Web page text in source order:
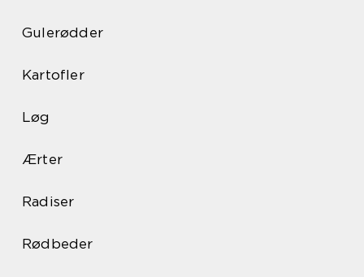
Gulerødder
Kartofler
Løg
Ærter
Radiser
Rødbeder